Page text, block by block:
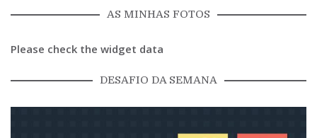
AS MINHAS FOTOS
Please check the widget data
DESAFIO DA SEMANA